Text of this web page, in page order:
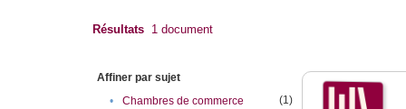
Résultats 1 document
Affiner par sujet
•
Chambres de commerce
(1)